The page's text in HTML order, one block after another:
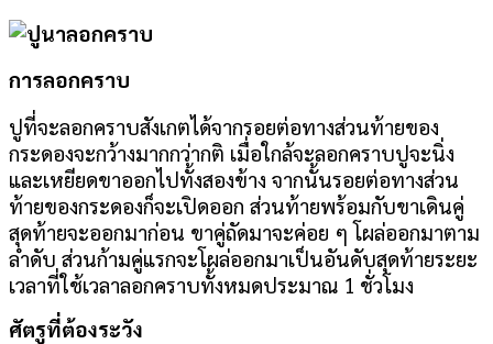
การลอกคราบ
ปูที่จะลอกคราบสังเกตได้จากรอยต่อทางส่วนท้ายของ
กระดองจะกว้างมากกว่ากติ เมื่อใกล้จะลอกคราบปูจะนิ่ง
และเหยียดขาออกไปทั้งสองข้าง จากนั้นรอยต่อทางส่วน
ท้ายของกระดองก็จะเปิดออก ส่วนท้ายพร้อมกับขาเดินคู่
สุดท้ายจะออกมาก่อน ขาคู่ถัดมาจะค่อย ๆ โผล่ออกมาตาม
ลำดับ ส่วนก้ามคู่แรกจะโผล่ออกมาเป็นอันดับสุดท้ายระยะ
เวลาที่ใช้เวลาลอกคราบทั้งหมดประมาณ 1 ชั่วโมง
ศัตรูที่ต้องระวัง